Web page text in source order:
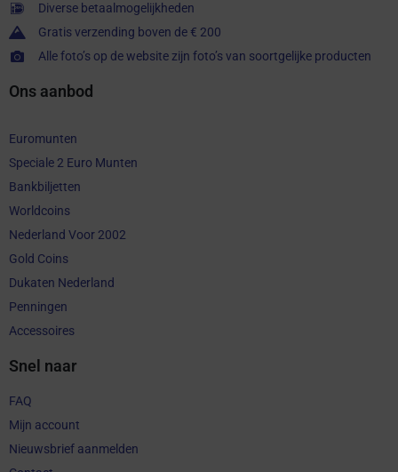
Diverse betaalmogelijkheden
Gratis verzending boven de € 200
Alle foto’s op de website zijn foto’s van soortgelijke producten
Ons aanbod
Euromunten
Speciale 2 Euro Munten
Bankbiljetten
Worldcoins
Nederland Voor 2002
Gold Coins
Dukaten Nederland
Penningen
Accessoires
Snel naar
FAQ
Mijn account
Nieuwsbrief aanmelden